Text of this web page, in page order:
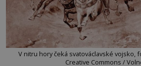
V nitru hory čeká svatováclavské vojsko,
Creative Commons /